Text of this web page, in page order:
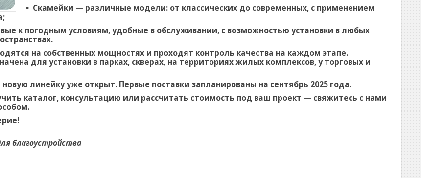
Скамейки — различные модели: от классических до современных, с применением
к погодным условиям, удобные в обслуживании, с возможностью установки в любых
на собственных мощностях и проходят контроль качества на каждом этапе.
для установки в парках, скверах, на территориях жилых комплексов, у торговых и
новую линейку уже открыт. Первые поставки запланированы на сентябрь 2025 года.
каталог, консультацию или рассчитать стоимость под ваш проект — свяжитесь с нами
благоустройства